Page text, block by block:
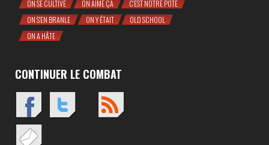
ON SE CULTIVE ON AIME ÇA
C'EST NOTRE POTE
ON S'EN BRANLE
ON Y ÉTAIT
OLD SCHOOL
ON A HÂTE
CONTINUER LE COMBAT